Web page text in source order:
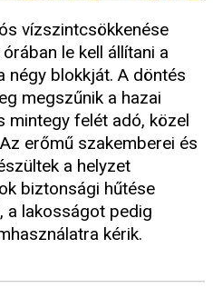
vízszintcsökkenése
le kell állítani a
négy blokkját. A döntés
megszűnik a hazai
mintegy felét adó, közel
erőmű szakemberei és
a helyzet
biztonsági hűtése
lakosságot pedig
kérik.